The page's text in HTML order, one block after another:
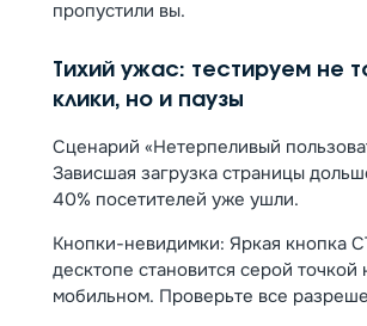
пропустили вы.
Тихий ужас: тестируем не
клики, но и паузы
Сценарий «Нетерпеливый
Зависшая загрузка страницы
40% посетителей уже ушли.
Кнопки-невидимки️: Яркая кнопка
десктопе становится серой точкой
мобильном. Проверьте все